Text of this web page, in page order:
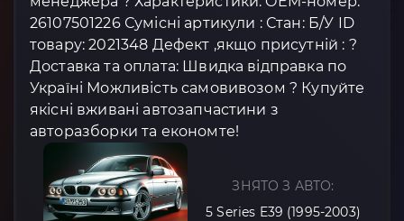
26107501226 Сумісні артикули : Стан: Б/У ID
товару: 2021348 Дефект ,якщо присутній : ?
Доставка та оплата: Швидка відправка по
Україні Можливість самовивозом ? Купуйте
якісні вживані автозапчастини з
авторазборки та економте!
ЗНЯТО З АВТО:
5 Series E39 (1995-2003)